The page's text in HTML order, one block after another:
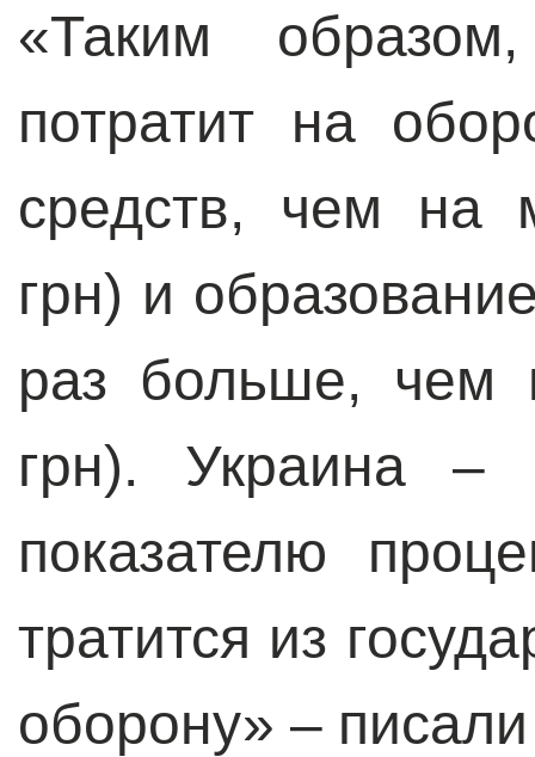
«Таким
потратит на
средств, чем на
грн) и
раз больше, чем
грн). Украина
показателю
тратится из
оборону» –